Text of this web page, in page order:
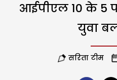
आईपीएल 10 के 5
युवा
सरिता टीम